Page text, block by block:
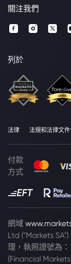
關注我們
列於
法律 法規和法律文
付款
方式
網域
Ltd ("Markets
理，執照證號為
(Financial